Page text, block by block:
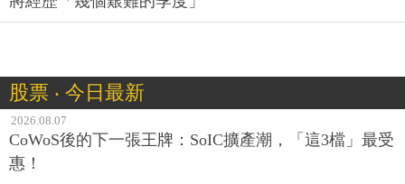
股票 ‧ 今日最新
2026.08.07
CoWoS後的下一張王牌：SoIC擴產潮，「這3檔」最受
惠！